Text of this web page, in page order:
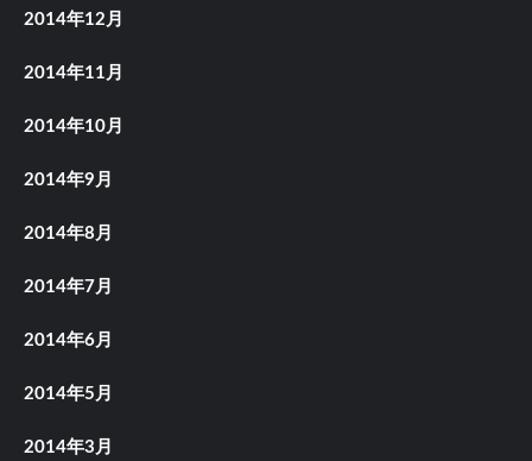
2014年12月
2014年11月
2014年10月
2014年9月
2014年8月
2014年7月
2014年6月
2014年5月
2014年3月